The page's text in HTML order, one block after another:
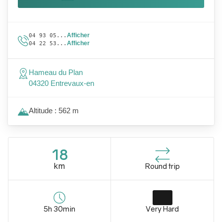
18
km Round trip
5h 30min Very Hard
04 93 05... Afficher
04 22 53... Afficher
Hameau du Plan
04320 Entrevaux-en
Altitude : 562 m